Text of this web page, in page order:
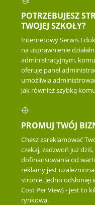
POTRZEBUJESZ
TWOJEJ SZKOŁY?
Internetowy Serwis
na usprawnienie
administracyjnym,
oferuje panel
umożliwia
jak również szybką
PROMUJ TWÓJ
Chesz zareklamować
czekaj, zadzwoń już
dofinansowania od
reklamy jest
stronie. Jedno
Cost Per View) - jest to
rynkowa.